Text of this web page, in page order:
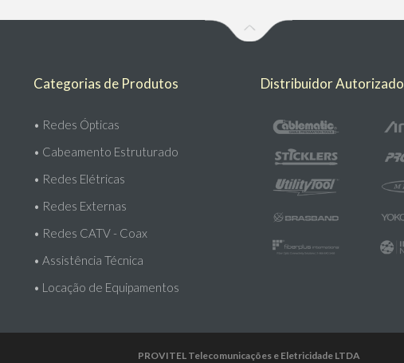
Categorias de Produtos
• Redes Ópticas
• Cabeamento Estruturado
• Redes Elétricas
• Redes Externas
• Redes CATV - Coax
• Assistência Técnica
• Locação de Equipamentos
Distribuidor Autorizado
PROVITEL Telecomunicações e Eletricidade LTDA